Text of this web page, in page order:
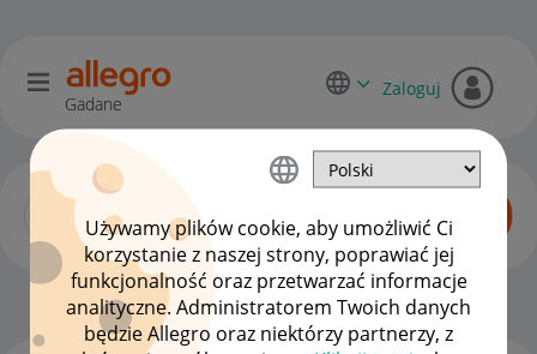
Używamy plików cookie, aby umożliwić Ci
korzystanie z naszej strony, poprawiać jej
funkcjonalność oraz przetwarzać informacje
analityczne. Administratorem Twoich danych
będzie Allegro oraz niektórzy partnerzy, z
Gadane
Zaloguj
Początkujący sprzedawcy OPCJE